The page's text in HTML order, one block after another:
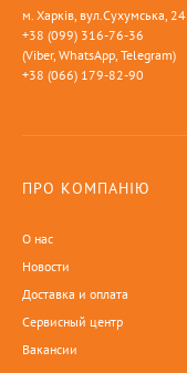
м. Харків, вул.Сухумська, 24
+38 (099) 316-76-36
(Viber, WhatsApp, Telegram)
+38 (066) 179-82-90
ПРО КОМПАНІЮ
О нас
Новости
Доставка и оплата
Сервисный центр
Вакансии